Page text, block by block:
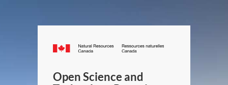
Canada.ca
/
Open Science and